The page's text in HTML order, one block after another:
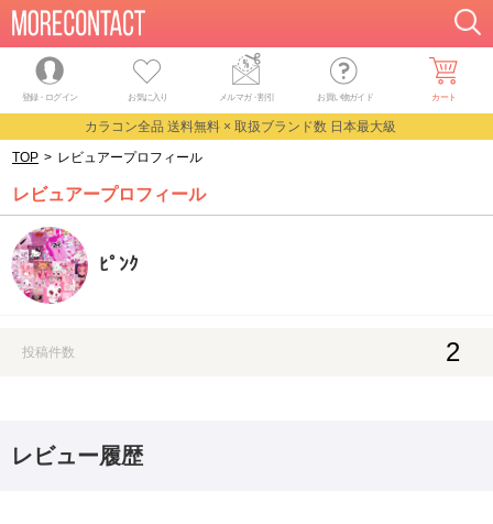
登録・ログイン お気に入り メルマガ・割引 お買い物ガイド カート
カラコン全品 送料無料 × 取扱ブランド数 日本最大級
TOP > レビュアープロフィール
レビュアープロフィール
ﾋﾟﾝｸ
投稿件数 2
レビュー履歴